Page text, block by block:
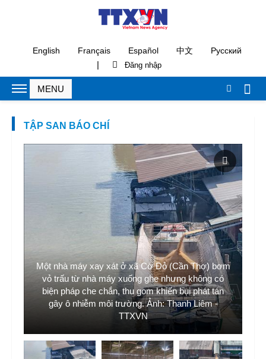
English Français Español 中文 Русский
|
TẬP SAN BÁO CHÍ
Một nhà máy xay xát ở xã Cờ Đỏ (Cần Thơ) bơm
vỏ trấu từ nhà máy xuống ghe nhưng không có
biện pháp che chắn, thu gom khiến bụi phát tán
gây ô nhiễm môi trường. Ảnh: Thanh Liêm -
TTXVN